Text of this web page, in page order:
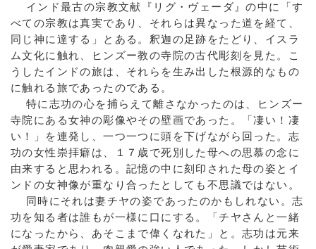
インド最古の宗教文献『リグ・ヴェーダ』の中に「す
べての宗教は真実であり、それらは異なった道を経て、
同じ神に達する」とある。釈迦の足跡をたどり、イスラ
ム文化に触れ、ヒンズー教の寺院の古代彫刻を見た。こ
うしたインドの旅は、それらを生み出した根源的なもの
に触れる旅であったのである。
特に志功の心を捕らえて離さなかったのは、ヒンズー
寺院にある女神の彫像やその壁画であった。「凄い！凄
い！」を連発し、一つ一つに頭を下げながら回った。志
功の女性崇拝癖は、１７歳で死別した母への思慕の念に
由来すると思われる。記憶の中に刻印された母の姿とイ
ンドの女神像が重なり合ったとしても不思議ではない。
同時にそれは妻チヤの姿であったのかもしれない。志
功を知る者は誰もが一様に口にする。「チヤさんと一緒
になったから、あそこまで偉くなれた」と。志功は元来